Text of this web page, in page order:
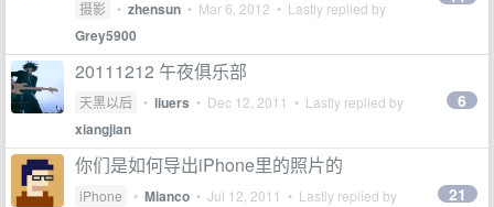
摄影 • zhensun • Mar 6, 2012 • Lastly replied by
Grey5900
20111212 午夜俱乐部
天黑以后 • liuers • Dec 12, 2011 • Lastly replied by
xiangjian
6
你们是如何导出iPhone里的照片的
iPhone • Mianco • Jul 12, 2011 • Lastly replied by 21